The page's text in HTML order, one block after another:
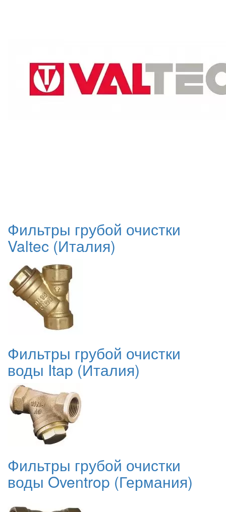
Фильтры грубой очистки
Valtec (Италия)
Фильтры грубой очистки
воды Itap (Италия)
Фильтры грубой очистки
воды Oventrop (Германия)